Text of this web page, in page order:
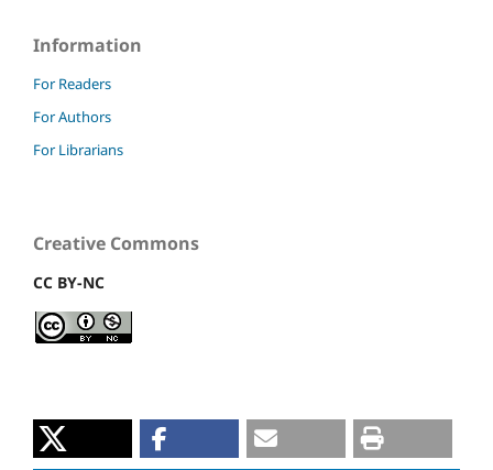
Information
For Readers
For Authors
For Librarians
Creative Commons
CC BY-NC